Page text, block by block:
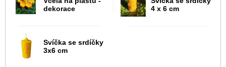
dekorace
4 x 6 cm
Svíčka se srdíčky
3x6 cm